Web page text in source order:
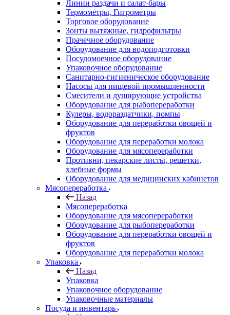
Линии раздачи и салат-бары
Термометры, Гигрометры
Торговое оборудование
Зонты вытяжные, гидрофильтры
Прачечное оборудование
Оборудование для водоподготовки
Посудомоечное оборудование
Упаковочное оборудование
Санитарно-гигиеническое оборудование
Насосы для пищевой промышленности
Смесители и душирующие устройства
Оборудование для рыбопереработки
Кулеры, водораздатчики, помпы
Оборудование для переработки овощей и
фруктов
Оборудование для переработки молока
Оборудование для мясопереработки
Противни, пекарские листы, решетки,
хлебные формы
Оборудование для медицинских кабинетов
Мясопереработка
Назад
Мясопереработка
Оборудование для мясопереработки
Оборудование для рыбопереработки
Оборудование для переработки овощей и
фруктов
Оборудование для переработки молока
Упаковка
Назад
Упаковка
Упаковочное оборудование
Упаковочные материалы
Посуда и инвентарь